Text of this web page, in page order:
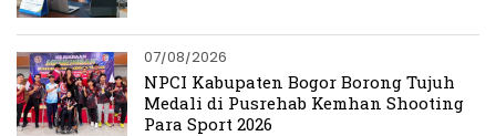
07/08/2026
NPCI Kabupaten Bogor Borong Tujuh
Medali di Pusrehab Kemhan Shooting
Para Sport 2026